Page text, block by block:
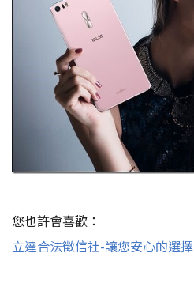
您也許會喜歡：
立達合法徵信社-讓您安心的選擇